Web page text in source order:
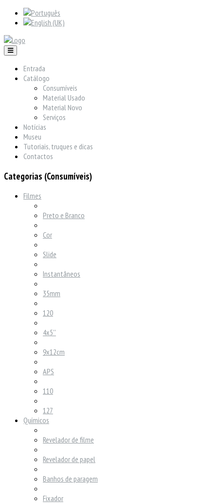
Entrada
Catálogo
Consumíveis
Material Usado
Material Novo
Serviços
Notícias
Museu
Tutoriais, truques e dicas
Contactos
Categorias (Consumíveis)
Filmes
Preto e Branco
Cor
Slide
Instantâneos
35mm
120
4x5''
9x12cm
APS
110
127
Químicos
Revelador de filme
Revelador de papel
Banhos de paragem
Fixador